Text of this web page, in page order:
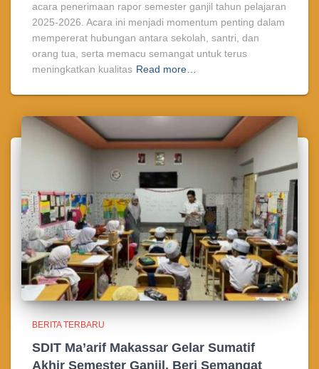
acara penerimaan rapor semester ganjil tahun pelajaran
2025-2026. Acara ini menjadi momentum penting dalam
mempererat hubungan antara sekolah, santri, dan
orang tua, serta memacu semangat untuk terus
meningkatkan kualitas Read more…
BERITA TERBARU
SDIT Ma’arif Makassar Gelar Sumatif
Akhir Semester Ganjil, Beri Semangat